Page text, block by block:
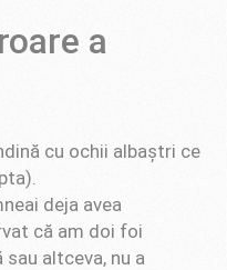
a
cu ochii albaştri ce
deja avea
că am doi foi
altceva, nu a